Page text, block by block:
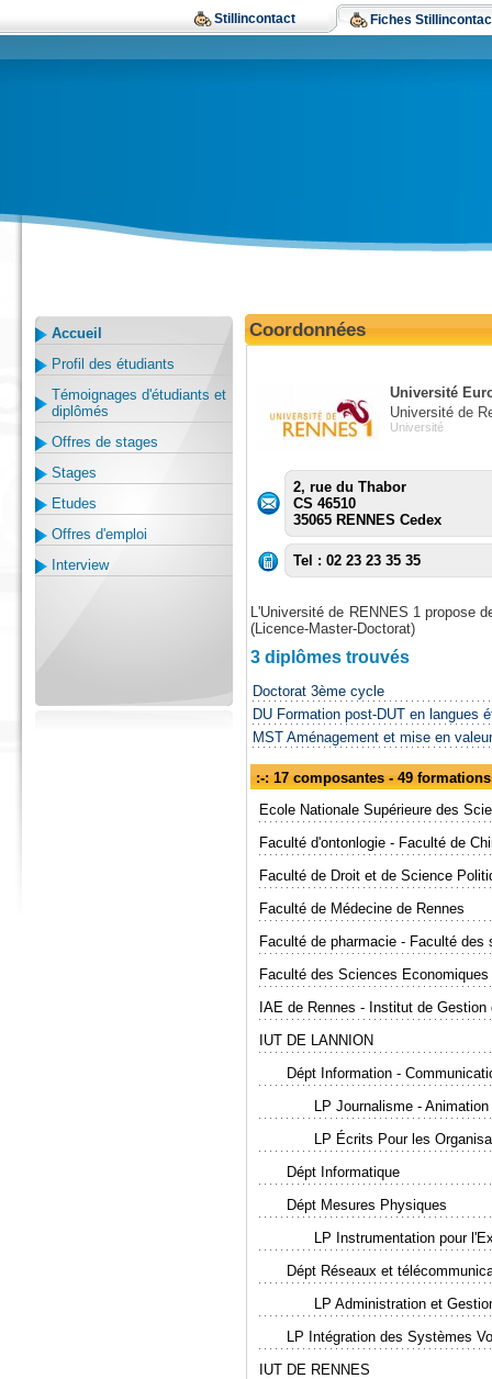
Stillincontact Fiches
Accueil
Profil des étudiants
Témoignages d'étudiants et
diplômés
Offres de stages
Stages
Etudes
Offres d'emploi
Interview
Coordonnées
Université
Université de
Université
2, rue du Thabor
CS 46510
35065 RENNES Cedex
Tel : 02 23 23 35 35
L'Université de RENNES 1 propose
(Licence-Master-Doctorat)
3 diplômes trouvés
Doctorat 3ème cycle
DU Formation post-DUT en langues
MST Aménagement et mise en
:-: 17 composantes - 49
Ecole Nationale Supérieure des
Faculté d'ontonlogie - Faculté de
Faculté de Droit et de Science
Faculté de Médecine de Rennes
Faculté de pharmacie - Faculté
Faculté des Sciences
IAE de Rennes - Institut de Gestion
IUT DE LANNION
Dépt Information -
LP Journalisme -
LP Écrits Pour les
Dépt Informatique
Dépt Mesures Physiques
LP Instrumentation pour
Dépt Réseaux et
LP Administration et
LP Intégration des Systèmes
IUT DE RENNES